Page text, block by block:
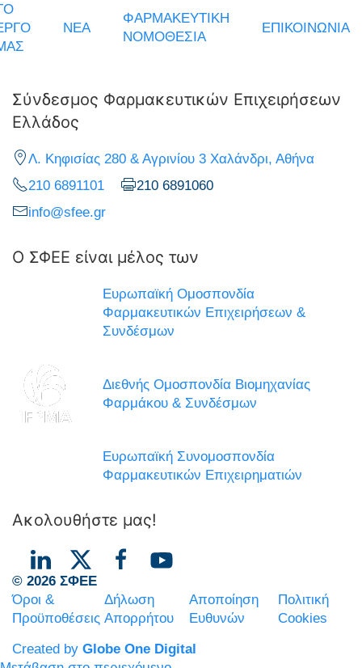
ΝΕΑ
ΦΑΡΜΑΚΕΥΤΙΚΗ
ΝΟΜΟΘΕΣΙΑ
ΕΠΙΚΟΙΝΩΝΙΑ
Σύνδεσμος Φαρμακευτικών Επιχειρήσεων
Ελλάδος
Λ. Κηφισίας 280 & Αγρινίου 3 Χαλάνδρι, Αθήνα
210 6891101
210 6891060
info@sfee.gr
Ο ΣΦΕΕ είναι μέλος των
Ευρωπαϊκή Ομοσπονδία
Φαρμακευτικών Επιχειρήσεων &
Συνδέσμων
Διεθνής Ομοσπονδία Βιομηχανίας
Φαρμάκου & Συνδέσμων
Ευρωπαϊκή Συνομοσπονδία
Φαρμακευτικών Επιχειρηματιών
Ακολουθήστε μας!
© 2026 ΣΦΕΕ
Όροι &
Προϋποθέσεις
Δήλωση
Απορρήτου
Αποποίηση
Ευθυνών
Πολιτική
Cookies
Created by Globe One Digital